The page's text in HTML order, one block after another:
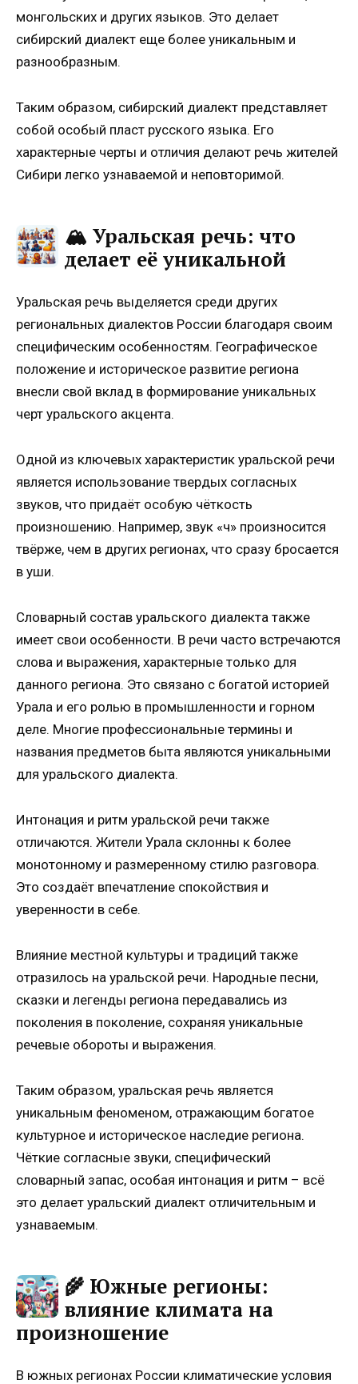
монгольских и других языков. Это делает
сибирский диалект еще более уникальным и
разнообразным.
Таким образом, сибирский диалект представляет
собой особый пласт русского языка. Его
характерные черты и отличия делают речь жителей
Сибири легко узнаваемой и неповторимой.
🏔️ Уральская речь: что
делает её уникальной
Уральская речь выделяется среди других
региональных диалектов России благодаря своим
специфическим особенностям. Географическое
положение и историческое развитие региона
внесли свой вклад в формирование уникальных
черт уральского акцента.
Одной из ключевых характеристик уральской речи
является использование твердых согласных
звуков, что придаёт особую чёткость
произношению. Например, звук «ч» произносится
твёрже, чем в других регионах, что сразу бросается
в уши.
Словарный состав уральского диалекта также
имеет свои особенности. В речи часто встречаются
слова и выражения, характерные только для
данного региона. Это связано с богатой историей
Урала и его ролью в промышленности и горном
деле. Многие профессиональные термины и
названия предметов быта являются уникальными
для уральского диалекта.
Интонация и ритм уральской речи также
отличаются. Жители Урала склонны к более
монотонному и размеренному стилю разговора.
Это создаёт впечатление спокойствия и
уверенности в себе.
Влияние местной культуры и традиций также
отразилось на уральской речи. Народные песни,
сказки и легенды региона передавались из
поколения в поколение, сохраняя уникальные
речевые обороты и выражения.
Таким образом, уральская речь является
уникальным феноменом, отражающим богатое
культурное и историческое наследие региона.
Чёткие согласные звуки, специфический
словарный запас, особая интонация и ритм – всё
это делает уральский диалект отличительным и
узнаваемым.
🌾 Южные регионы:
влияние климата на
произношение
В южных регионах России климатические условия